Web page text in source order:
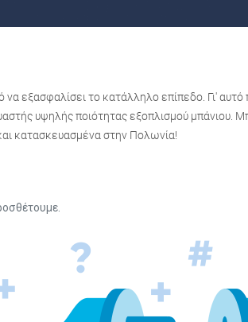
να εξασφαλίσει το κατάλληλο επίπεδο. Γι'
υψηλής ποιότητας εξοπλισμού μπάνιου.
κατασκευασμένα στην Πολωνία!